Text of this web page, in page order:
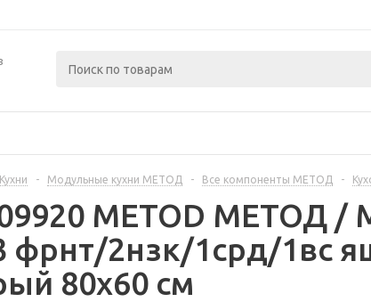
Кухни - Модульные кухни МЕТОД - Все компоненты МЕТОД -
METOD МЕТОД
фрнт/2нзк/1срд/1вс
80x60 см